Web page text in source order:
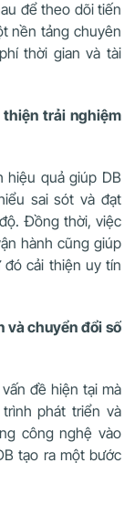
để theo dõi tiến
nền tảng chuyên
thời gian và tài
trải nghiệm
hiệu quả giúp DB
sai sót và đạt
Đồng thời, việc
hành cũng giúp
đó cải thiện uy tín
và chuyển đổi số
đề hiện tại mà
phát triển và
công nghệ vào
tạo ra một bước